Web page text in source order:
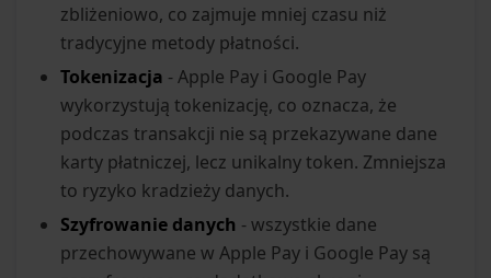
zbliżeniowo, co zajmuje mniej czasu niż
tradycyjne metody płatności.
Tokenizacja - Apple Pay i Google Pay
wykorzystują tokenizację, co oznacza, że
podczas transakcji nie są przekazywane dane
karty płatniczej, lecz unikalny token. Zmniejsza
to ryzyko kradzieży danych.
Szyfrowanie danych - wszystkie dane
przechowywane w Apple Pay i Google Pay są